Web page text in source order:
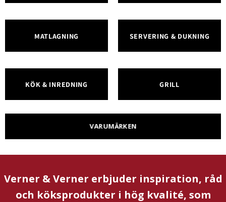
MATLAGNING SERVERING & DUKNING
KÖK & INREDNING GRILL
VARUMÄRKEN
Verner & Verner erbjuder inspiration, råd
och köksprodukter i hög kvalité, som